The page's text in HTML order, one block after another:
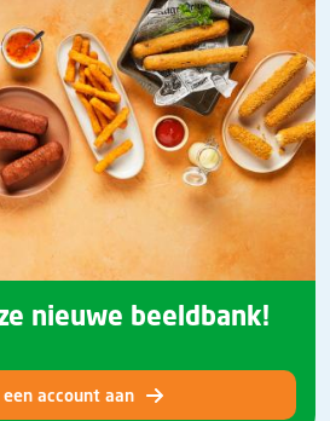
nieuwe beeldbank!
een account aan